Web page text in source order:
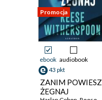
Promocja
ebook audiobook
43 pkt
ZANIM POWIESZ
ŻEGNAJ